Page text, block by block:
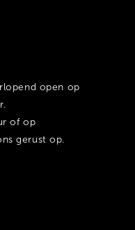
open op
of op
gerust op.